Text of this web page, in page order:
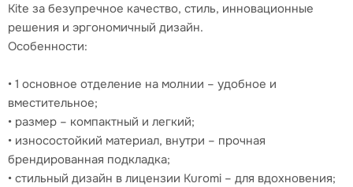
Kite за безупречное качество, стиль, инновационные
решения и эргономичный дизайн.
Особенности:
• 1 основное отделение на молнии – удобное и
вместительное;
• размер – компактный и легкий;
• износостойкий материал, внутри – прочная
брендированная подкладка;
• стильный дизайн в лицензии Kuromi – для вдохновения;